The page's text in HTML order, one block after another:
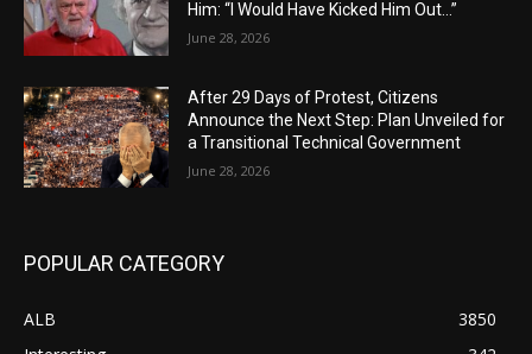
Him: “I Would Have Kicked Him Out…”
June 28, 2026
After 29 Days of Protest, Citizens
Announce the Next Step: Plan Unveiled for
a Transitional Technical Government
June 28, 2026
POPULAR CATEGORY
ALB
3850